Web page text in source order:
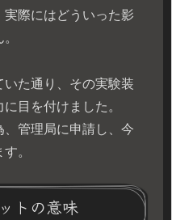
際にはどういった影
た通り、その実験装
目を付けました。
管理局に申請し、今
。
トの意味